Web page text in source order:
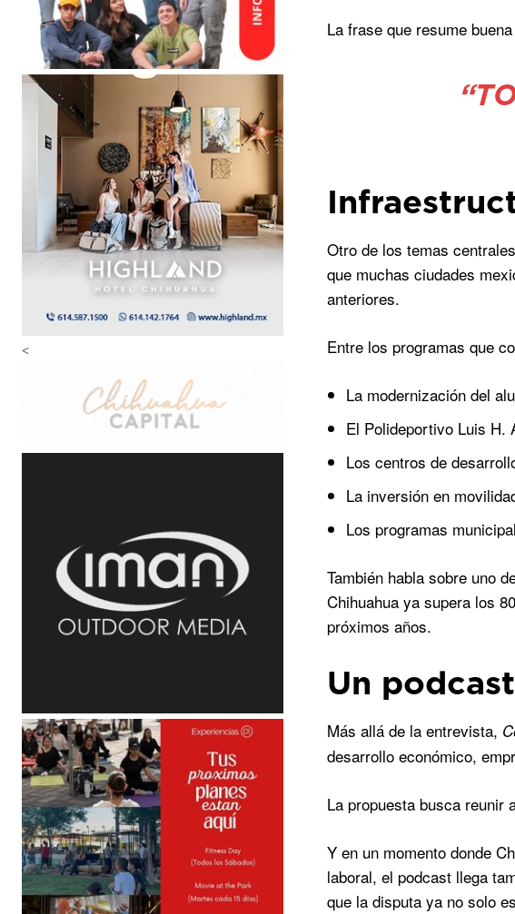
<
La frase que resume
Otro de los temas
que muchas ciudades
anteriores.
Entre los programas que
La modernización del
El Polideportivo Luis H.
Los centros de
La inversión en
Los programas
También habla sobre uno
Chihuahua ya supera los
próximos años.
Un
Más allá de la entrevista,
desarrollo económico,
La propuesta busca reunir
Y en un momento donde
laboral, el podcast llega
que la disputa ya no solo